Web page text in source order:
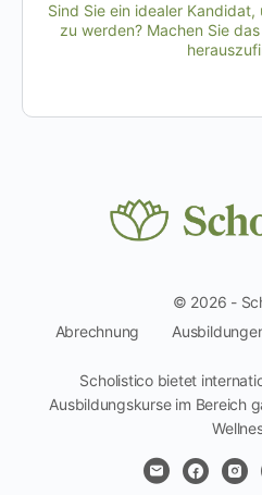
Sind Sie ein idealer
zu werden? Machen Sie
© 2026 -
Abrechnung
Scholistico bietet
Ausbildungskurse im Bereich